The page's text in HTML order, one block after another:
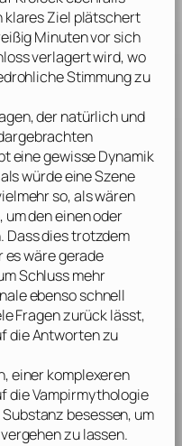
klares Ziel plätschert
Minuten vor sich
verlagert wird, wo
Stimmung zu
der natürlich und
eine gewisse Dynamik
würde eine Szene
so, als wären
den einen oder
Dass dies trotzdem
wäre gerade
Schluss mehr
ebenso schnell
Fragen zurück lässt,
die Antworten zu
einer komplexeren
die Vampirmythologie
besessen, um
zu lassen.